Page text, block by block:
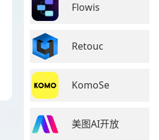
Flowis
Retouc
KomoSe
美图AI开放